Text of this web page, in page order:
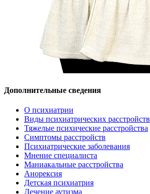
Дополнительные сведения
О психиатрии
Виды психиатрических расстройств
Тяжелые психические расстройства
Симптомы расстройств
Психиатрические заболевания
Мнение специалиста
Маниакальные расстройства
Анорексия
Детская психиатрия
Лечение аутизма